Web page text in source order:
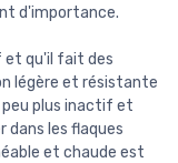
d'importance.
et qu'il fait des
légère et résistante
plus inactif et
dans les flaques
et chaude est